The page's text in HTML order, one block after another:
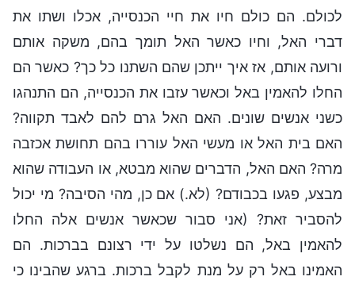
לכולם. הם כולם חיו את חיי הכנסייה, אכלו ושתו את
דברי האל, וחיו כאשר האל תומך בהם, משקה אותם
ורועה אותם, אז איך ייתכן שהם השתנו כל כך? כאשר הם
החלו להאמין באל וכאשר עזבו את הכנסייה, הם התנהגו
כשני אנשים שונים. האם האל גרם להם לאבד תקווה?
האם בית האל או מעשי האל עוררו בהם תחושת אכזבה
מרה? האם האל, הדברים שהוא מבטא, או העבודה שהוא
מבצע, פגעו בכבודם? (לא.) אם כן, מהי הסיבה? מי יכול
להסביר זאת? (אני סבור שכאשר אנשים אלה החלו
להאמין באל, הם נשלטו על ידי רצונם בברכות. הם
האמינו באל רק על מנת לקבל ברכות. ברגע שהבינו כי